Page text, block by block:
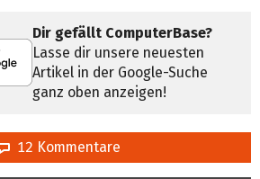
Dir gefällt ComputerBase?
Lasse dir unsere neuesten
Artikel in der Google-Suche
ganz oben anzeigen!
12 Kommentare